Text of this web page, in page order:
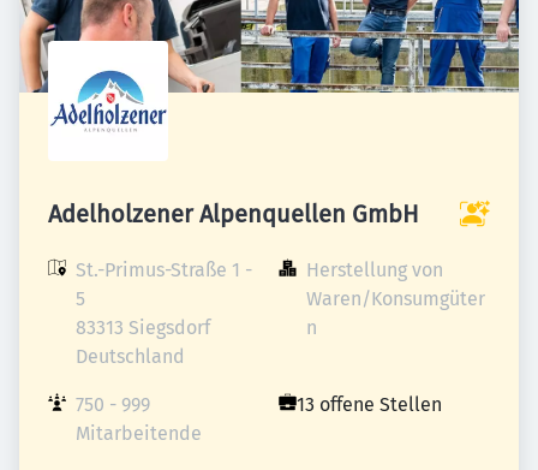
Adelholzener Alpenquellen GmbH
St.-Primus-Straße 1 -
5
83313 Siegsdorf
Deutschland
Herstellung von
Waren/Konsumgüter
n
750 - 999
Mitarbeitende
13 offene Stellen